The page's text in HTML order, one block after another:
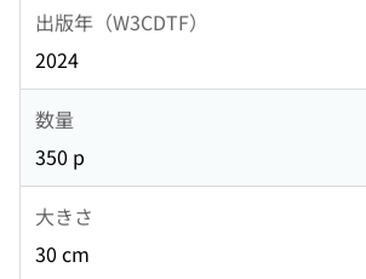
出版年（W3CDTF）
2024
数量
350 p
大きさ
30 cm